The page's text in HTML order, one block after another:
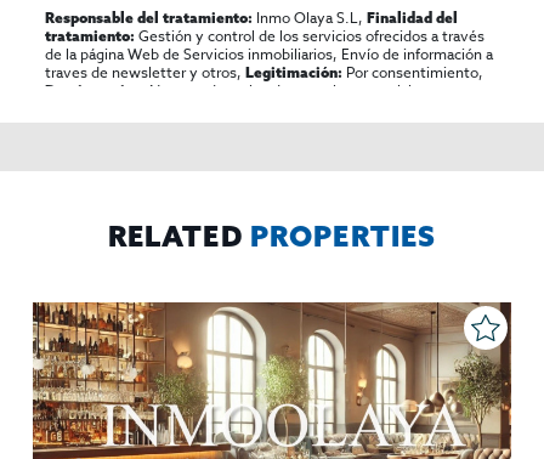
Responsable del tratamiento: Inmo Olaya S.L,Finalidad del
tratamiento: Gestión y control de los servicios ofrecidos a través
de la página Web de Servicios inmobiliarios, Envío de información a
traves de newsletter y otros,Legitimación: Por consentimiento,
Destinatarios:
No se cederan los datos, salvo para elaborar
rectificar y suprimir los datos, solicitar la portabilidad de los
RELATED PROPERTIES